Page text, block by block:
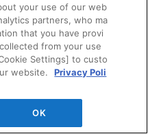
ト〉
ビス
your use of our web
partners, who ma
that you have provi
from your use
Settings] to custo
website.
Privacy Poli
OK